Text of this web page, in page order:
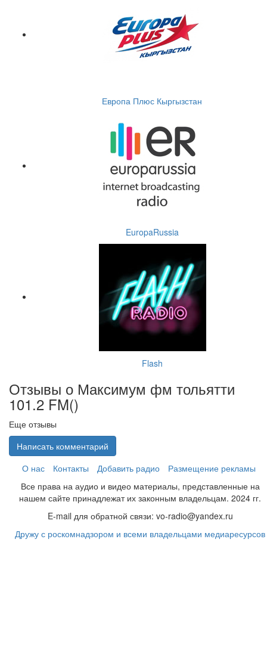
Европа Плюс Кыргызстан
EuropaRussia
Flash
Отзывы о Максимум фм тольятти
101.2 FM()
Еще отзывы
Написать комментарий
О нас
Контакты Добавить радио
Размещение рекламы
Все права на аудио и видео материалы, представленные на
нашем сайте принадлежат их законным владельцам. 2024 гг.
E-mail для обратной связи: vo-radio@yandex.ru
Дружу с роскомнадзором и всеми владельцами медиаресурсов